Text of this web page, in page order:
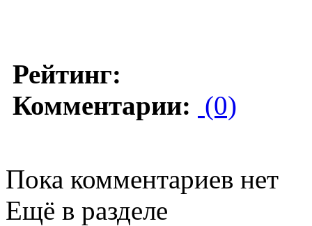
Рейтинг:
Комментарии: (0)
Пока комментариев нет
Ещё в разделе